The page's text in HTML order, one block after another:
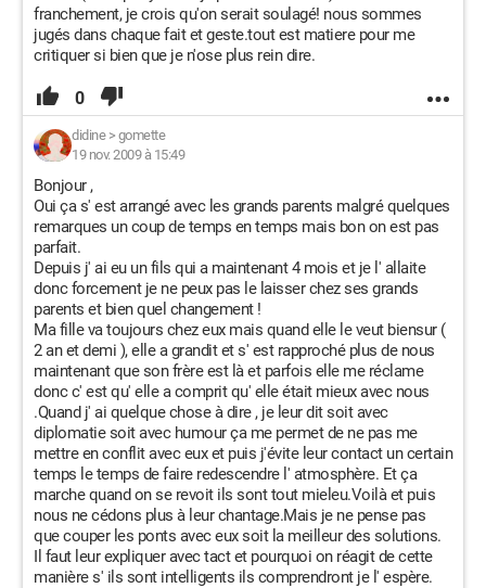
franchement, je crois qu'on serait soulagé! nous sommes
jugés dans chaque fait et geste.tout est matiere pour me
critiquer si bien que je n'ose plus rein dire.
0
didine> gomette
19 nov. 2009 à 15:49
Bonjour ,
Oui ça s' est arrangé avec les grands parents malgré quelques
remarques un coup de temps en temps mais bon on est pas
parfait.
Depuis j' ai eu un fils qui a maintenant 4 mois et je l' allaite
donc forcement je ne peux pas le laisser chez ses grands
parents et bien quel changement !
Ma fille va toujours chez eux mais quand elle le veut biensur (
2 an et demi ), elle a grandit et s' est rapproché plus de nous
maintenant que son frère est là et parfois elle me réclame
donc c' est qu' elle a comprit qu' elle était mieux avec nous
.Quand j' ai quelque chose à dire , je leur dit soit avec
diplomatie soit avec humour ça me permet de ne pas me
mettre en conflit avec eux et puis j'évite leur contact un certain
temps le temps de faire redescendre l' atmosphère. Et ça
marche quand on se revoit ils sont tout mieleu.Voilà et puis
nous ne cédons plus à leur chantage.Mais je ne pense pas
que couper les ponts avec eux soit la meilleur des solutions.
Il faut leur expliquer avec tact et pourquoi on réagit de cette
manière s' ils sont intelligents ils comprendront je l' espère.